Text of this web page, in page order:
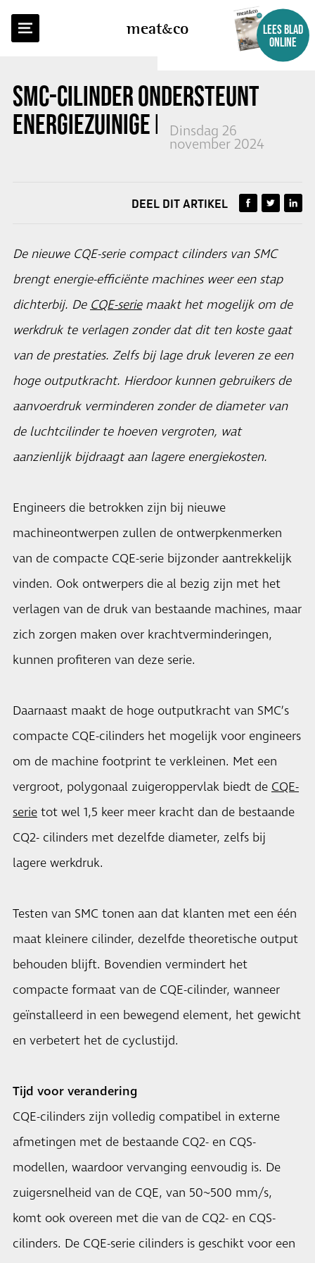
meatco
LEES BLAD
ONLINE
SMC-CILINDER ONDERSTEUNT
ENERGIEZUINIGE MACHINES
Dinsdag 26
november 2024
TERUG NAAR OVERZICHT
DEEL DIT ARTIKEL
De nieuwe CQE-serie compact cilinders van SMC
brengt energie-efficiënte machines weer een stap
dichterbij. DeCQE-seriemaakt het mogelijk om de
werkdruk te verlagen zonder dat dit ten koste gaat
van de prestaties. Zelfs bij lage druk leveren ze een
hoge outputkracht. Hierdoor kunnen gebruikers de
aanvoerdruk verminderen zonder de diameter van
de luchtcilinder te hoeven vergroten, wat
aanzienlijk bijdraagt aan lagere energiekosten.
Engineers die betrokken zijn bij nieuwe
machineontwerpen zullen de ontwerpkenmerken
van de compacte CQE-serie bijzonder aantrekkelijk
vinden. Ook ontwerpers die al bezig zijn met het
verlagen van de druk van bestaande machines, maar
zich zorgen maken over krachtverminderingen,
kunnen profiteren van deze serie.
Daarnaast maakt de hoge outputkracht van SMC’s
compacte CQE-cilinders het mogelijk voor engineers
om de machine footprint te verkleinen. Met een
vergroot, polygonaal zuigeroppervlak biedt de CQE-
serie tot wel 1,5 keer meer kracht dan de bestaande
CQ2- cilinders met dezelfde diameter, zelfs bij
lagere werkdruk.
Testen van SMC tonen aan dat klanten met een één
maat kleinere cilinder, dezelfde theoretische output
behouden blijft. Bovendien vermindert het
compacte formaat van de CQE-cilinder, wanneer
geïnstalleerd in een bewegend element, het gewicht
en verbetert het de cyclustijd.
Tijd voor verandering
CQE-cilinders zijn volledig compatibel in externe
afmetingen met de bestaande CQ2- en CQS-
modellen, waardoor vervanging eenvoudig is. De
zuigersnelheid van de CQE, van 50~500 mm/s,
komt ook overeen met die van de CQ2- en CQS-
cilinders. De CQE-serie cilinders is geschikt voor een